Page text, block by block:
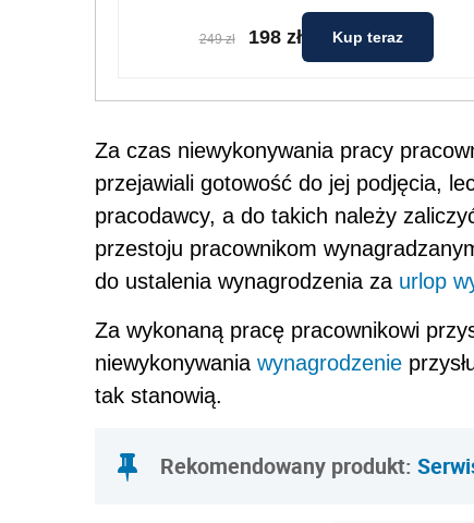
249 zł 198 zł Kup teraz
Za czas niewykonywania pracy
przejawiali gotowość do jej podjęcia,
pracodawcy, a do takich należy
przestoju pracownikom
do ustalenia wynagrodzenia za urlop
Za wykonaną pracę pracownikowi
niewykonywania wynagrodzenie
tak stanowią.
Rekomendowany produkt: